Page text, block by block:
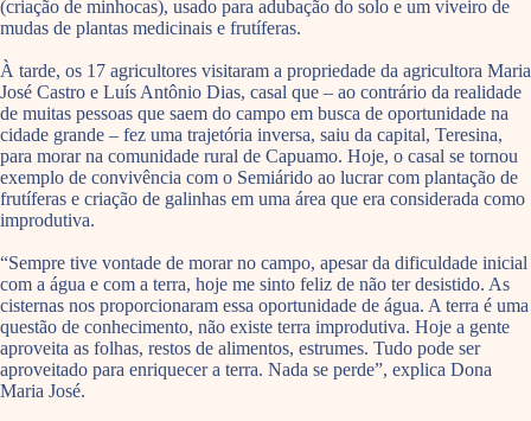
(criação de minhocas), usado para adubação do solo e um viveiro de
mudas de plantas medicinais e frutíferas.
À tarde, os 17 agricultores visitaram a propriedade da agricultora Maria
José Castro e Luís Antônio Dias, casal que – ao contrário da realidade
de muitas pessoas que saem do campo em busca de oportunidade na
cidade grande – fez uma trajetória inversa, saiu da capital, Teresina,
para morar na comunidade rural de Capuamo. Hoje, o casal se tornou
exemplo de convivência com o Semiárido ao lucrar com plantação de
frutíferas e criação de galinhas em uma área que era considerada como
improdutiva.
“Sempre tive vontade de morar no campo, apesar da dificuldade inicial
com a água e com a terra, hoje me sinto feliz de não ter desistido. As
cisternas nos proporcionaram essa oportunidade de água. A terra é uma
questão de conhecimento, não existe terra improdutiva. Hoje a gente
aproveita as folhas, restos de alimentos, estrumes. Tudo pode ser
aproveitado para enriquecer a terra. Nada se perde”, explica Dona
Maria José.